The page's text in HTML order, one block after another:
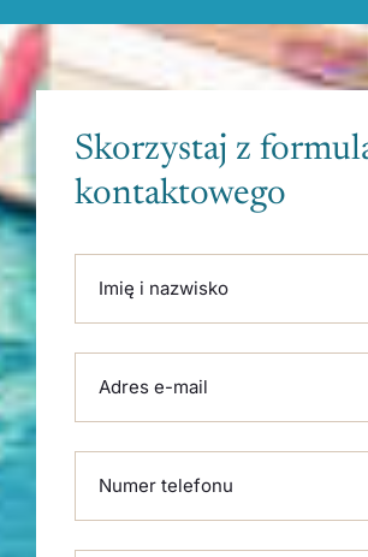
Skorzystaj z
kontaktowego
Imię i nazwisko
Adres e-mail
Numer telefonu